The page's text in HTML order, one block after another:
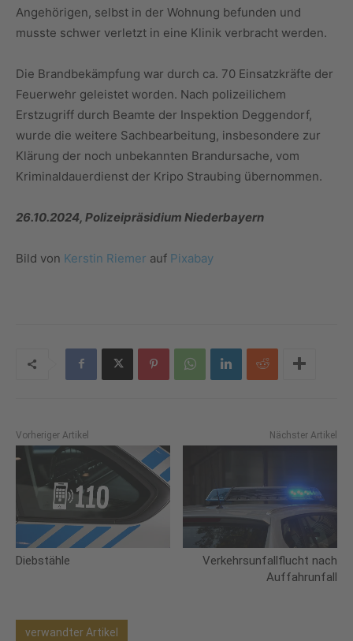
Angehörigen, selbst in der Wohnung befunden und
musste schwer verletzt in eine Klinik verbracht werden.
Die Brandbekämpfung war durch ca. 70 Einsatzkräfte der
Feuerwehr geleistet worden. Nach polizeilichem
Erstzugriff durch Beamte der Inspektion Deggendorf,
wurde die weitere Sachbearbeitung, insbesondere zur
Klärung der noch unbekannten Brandursache, vom
Kriminaldauerdienst der Kripo Straubing übernommen.
26.10.2024, Polizeipräsidium Niederbayern
Bild von Kerstin Riemer auf Pixabay
Vorheriger Artikel
Diebstähle
Nächster Artikel
Verkehrsunfallflucht nach
Auffahrunfall
verwandter Artikel